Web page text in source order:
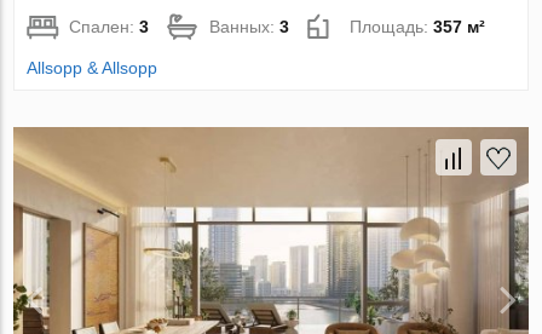
Спален:3 Ванных:3 Площадь:357 м²
Allsopp & Allsopp